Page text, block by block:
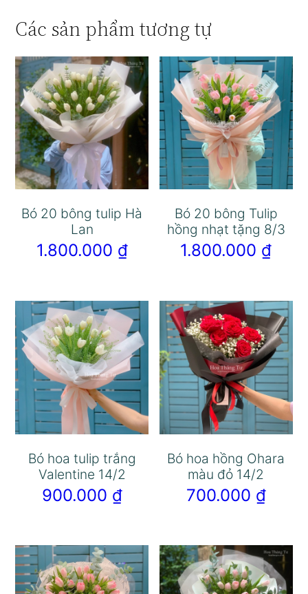
Các sản phẩm tương tự
Bó 20 bông tulip Hà
Lan
1.800.000 ₫
Bó 20 bông Tulip
hồng nhạt tặng 8/3
1.800.000 ₫
Bó hoa tulip trắng
Valentine 14/2
900.000 ₫
Bó hoa hồng Ohara
màu đỏ 14/2
700.000 ₫